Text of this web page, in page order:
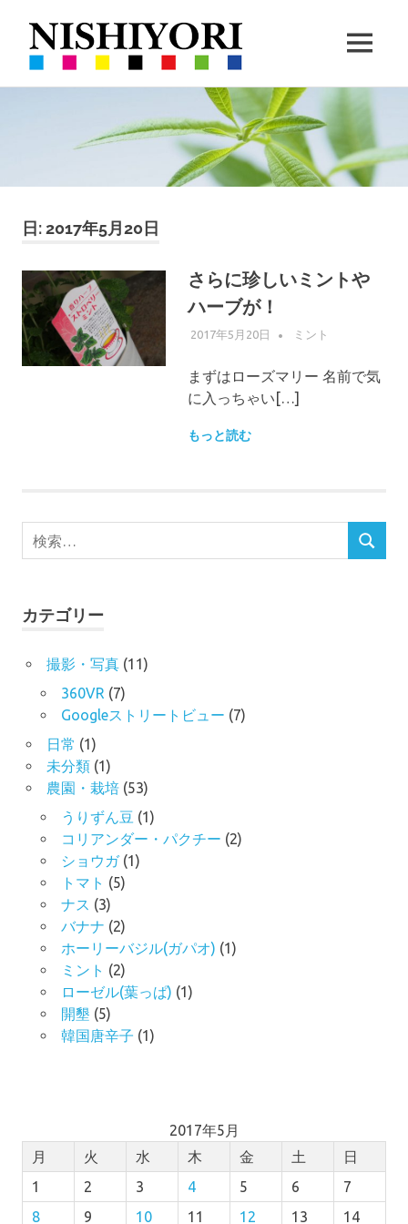
依
撮
影・
｜
沖
縄
栽
MENU
日:2017年5月20日
さらに珍しいミントや
ハーブが！
2017年5月20日 WPMASTER
ミント
まずはローズマリー 名前で気
に入っちゃい[…]
もっと読む
検
索
検
カテゴリー
撮影・写真(11)
360VR (7)
Googleストリートビュー (7)
日常 (1)
未分類(1)
農園・栽培(53)
うりずん豆 (1)
コリアンダー・パクチー (2)
ショウガ(1)
トマト (5)
ナス (3)
バナナ (2)
ホーリーバジル(ガパオ) (1)
ミント (2)
ローゼル(葉っぱ) (1)
開墾 (5)
韓国唐辛子 (1)
2017年5月
月
火 水 木 金 土
日
1
2 3 4 5 6
7
8
9 10 11 12 13 14